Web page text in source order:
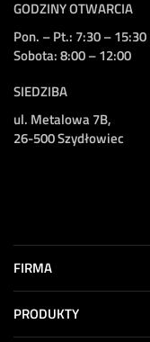
GODZINY OTWARCIA
Pon. – Pt.: 7:30 – 15:30
Sobota: 8:00 – 12:00
SIEDZIBA
ul. Metalowa 7B,
26-500 Szydłowiec
FIRMA
PRODUKTY